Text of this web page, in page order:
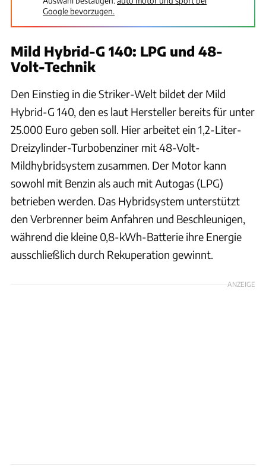
Google bevorzugen.
Mild Hybrid-G 140: LPG und 48-
Volt-Technik
Den Einstieg in die Striker-Welt bildet der Mild
Hybrid-G 140, den es laut Hersteller bereits für unter
25.000 Euro geben soll. Hier arbeitet ein 1,2-Liter-
Dreizylinder-Turbobenziner mit 48-Volt-
Mildhybridsystem zusammen. Der Motor kann
sowohl mit Benzin als auch mit Autogas (LPG)
betrieben werden. Das Hybridsystem unterstützt
den Verbrenner beim Anfahren und Beschleunigen,
während die kleine 0,8-kWh-Batterie ihre Energie
ausschließlich durch Rekuperation gewinnt.
ANZEIGE